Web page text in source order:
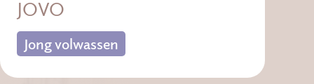
JOVO
Jong volwassen